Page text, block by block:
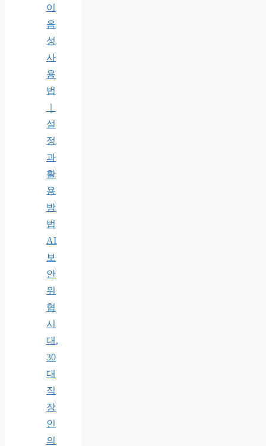
이
음
성
사
용
법
설
정
과
활
용
방
법
AI
보
안
위
협
시
대,
30
대
직
장
인
의